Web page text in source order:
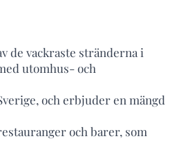
de vackraste stränderna i
utomhus- och
och erbjuder en mängd
och barer, som